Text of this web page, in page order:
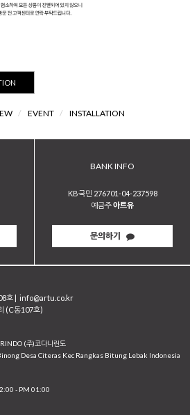
/ EVENT / INSTALLATION
BANK INFO
KB국민 276701-04-237598
예금주아트유
문의하기
호 | info@artu.co.kr
(C동107호)
(주)코다나린도
Desa Citeras Kec Rangkas Bitung Lebak Indonesia
- PM 01:00